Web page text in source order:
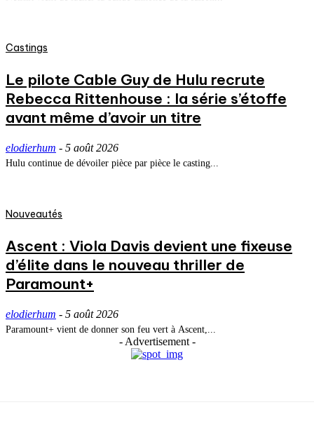
Castings
Le pilote Cable Guy de Hulu recrute
Rebecca Rittenhouse : la série s’étoffe
avant même d’avoir un titre
elodierhum - 5 août 2026
Hulu continue de dévoiler pièce par pièce le casting...
Nouveautés
Ascent : Viola Davis devient une fixeuse
d’élite dans le nouveau thriller de
Paramount+
elodierhum - 5 août 2026
Paramount+ vient de donner son feu vert à Ascent,...
- Advertisement -